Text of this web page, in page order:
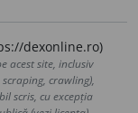
dexonline.ro)
acest site, inclusiv
crawling),
scris, cu excepția